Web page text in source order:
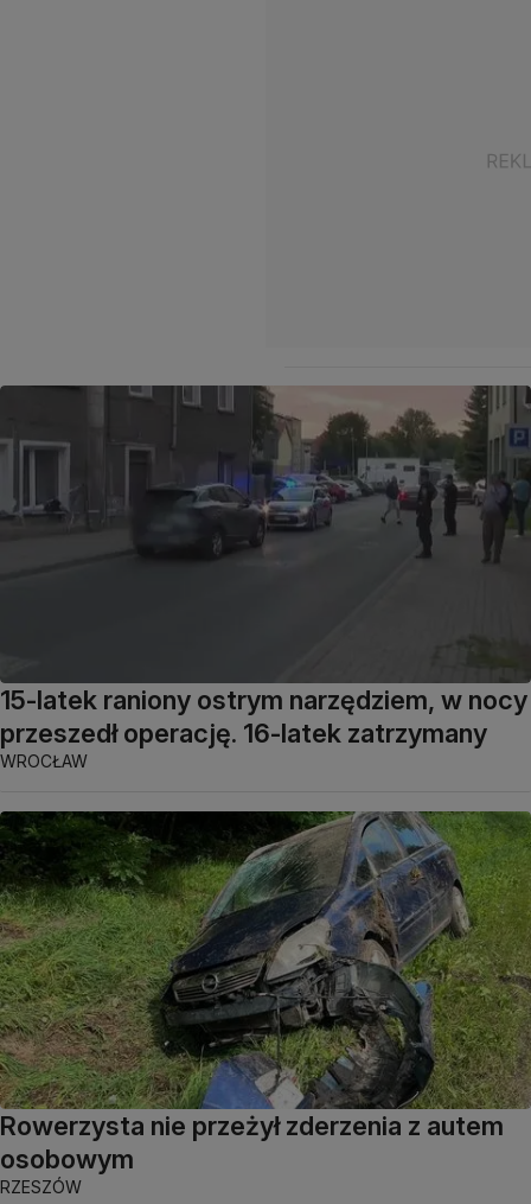
15-latek raniony ostrym narzędziem, w nocy
przeszedł operację. 16-latek zatrzymany
WROCŁAW
Rowerzysta nie przeżył zderzenia z autem
osobowym
RZESZÓW